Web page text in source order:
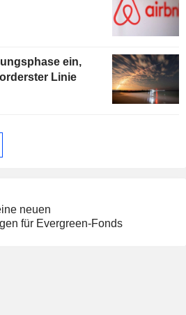
ein,
Linie
neuen
für Evergreen-Fonds